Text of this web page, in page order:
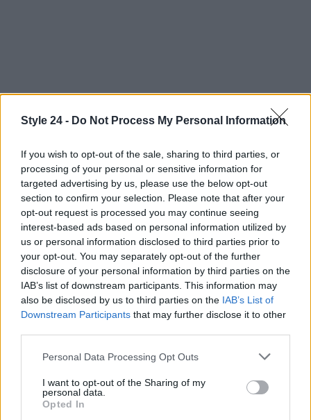
Style 24 - Do Not Process My Personal Information
If you wish to opt-out of the sale, sharing to third parties, or
processing of your personal or sensitive information for
targeted advertising by us, please use the below opt-out
section to confirm your selection. Please note that after your
opt-out request is processed you may continue seeing
interest-based ads based on personal information utilized by
us or personal information disclosed to third parties prior to
your opt-out. You may separately opt-out of the further
disclosure of your personal information by third parties on the
IAB’s list of downstream participants. This information may
also be disclosed by us to third parties on the IAB’s List of
Downstream Participants that may further disclose it to other
Please note that this website/app uses one or more Google
not limited to your visit or usage behaviour. You may click to
grant or deny consent to Google and its third-party tags to
use your data for below specified purposes in below Google
Personal Data Processing Opt Outs
I want to opt-out of the Sharing of my
personal data.
Opted In
AUTORE
Staff